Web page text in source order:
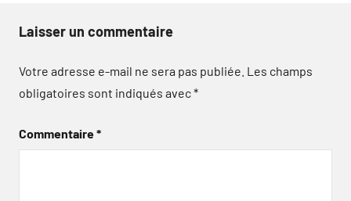
Laisser un commentaire
Votre adresse e-mail ne sera pas publiée. Les champs
obligatoires sont indiqués avec*
Commentaire*